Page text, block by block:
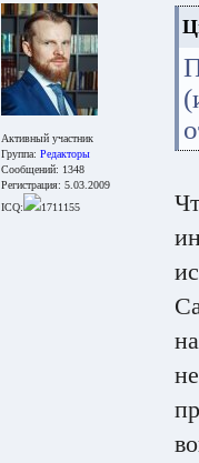
Активный участник
Группа: Редакторы
Сообщений: 1348
Регистрация: 5.03.2009
ICQ:
1711155